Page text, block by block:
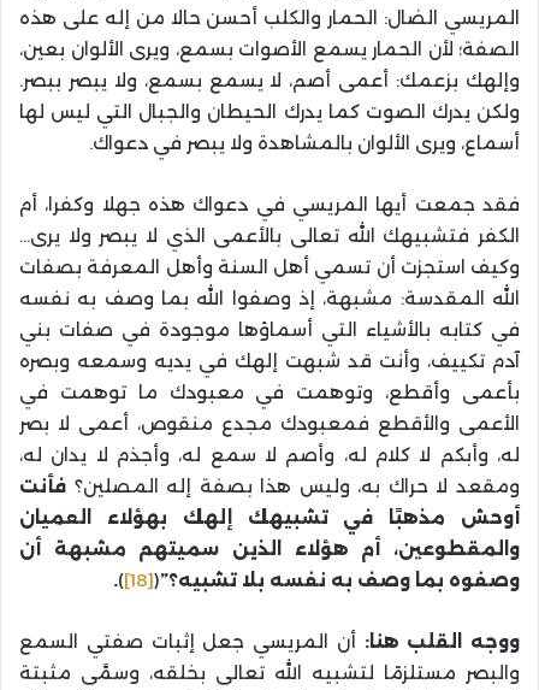
المريسي الضال: الحمار والكلب أحسن حالا من إله على هذه
الصفة؛ لأن الحمار يسمع الأصوات بسمع، ويرى الألوان بعين،
وإلهك بزعمك: أعمى أصم، لا يسمع بسمع، ولا يبصر ببصر.
ولكن يدرك الصوت كما يدرك الحيطان والجبال التي ليس لها
أسماع، ويرى الألوان بالمشاهدة ولا يبصر في دعواك.
فقد جمعت أيها المريسي في دعواك هذه جهلا وكفرا، أم
الكفر فتشبيهك الله تعالى بالأعمى الذي لا يبصر ولا يرى…
وكيف استجزت أن تسمي أهل السنة وأهل المعرفة بصفات
الله المقدسة: مشبهة، إذ وصفوا الله بما وصف به نفسه
في كتابه بالأشياء التي أسماؤها موجودة في صفات بني
آدم تكييف، وأنت قد شبهت إلهك في يديه وسمعه وبصره
بأعمى وأقطع، وتوهمت في معبودك ما توهمت في
الأعمى والأقطع فمعبودك مجدع منقوص، أعمى لا بصر
له، وأبكم لا كلام له، وأصم لا سمع له، وأجذم لا يدان له،
ومقعد لا حراك به، وليس هذا بصفة إله المصلين؟ فأنت
أوحش مذهبًا في تشبيهك إلهك بهؤلاء العميان
والمقطوعين، أم هؤلاء الذين سميتهم مشبهة أن
وصفوه بما وصف به نفسه بلا تشبيه؟”(
[18]
)
.
ووجه القلب هنا: أن المريسي جعل إثبات صفتي السمع
والبصر مستلزمًا لتشبيه الله تعالى بخلقه، وسمَّى مثبتة